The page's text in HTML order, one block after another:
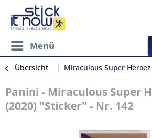
Menü
Übersicht Miraculous Super Heroez
Panini - Miraculous Super
(2020) "Sticker" - Nr. 142